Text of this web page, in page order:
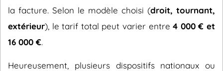
la facture. Selon le modèle choisi (droit, tournant,
extérieur), le tarif total peut varier entre4 000 € et
16 000 €.
Heureusement, plusieurs dispositifs nationaux ou